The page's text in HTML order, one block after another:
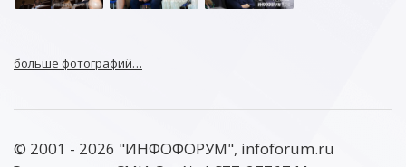
больше фотографий…
© 2001 - 2026 "ИНФОФОРУМ", infoforum.ru